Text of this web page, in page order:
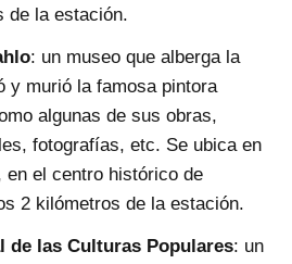
de la estación.
: un museo que alberga la
y murió la famosa pintora
algunas de sus obras,
fotografías, etc. Se ubica en
en el centro histórico de
2 kilómetros de la estación.
de las Culturas Populares: un